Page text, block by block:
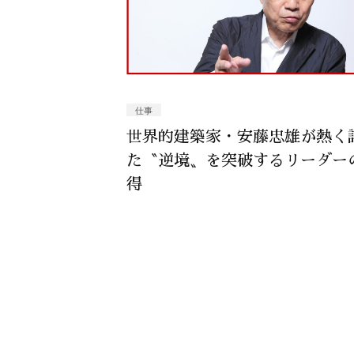
仕事
世界的建築家・安藤忠雄が熱く
た〝逆境〟を突破するリーダー
得